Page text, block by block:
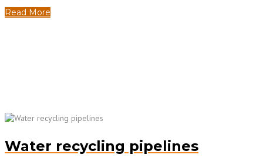
Read More
Water recycling pipelines